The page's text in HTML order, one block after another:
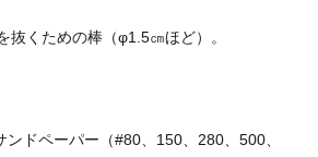
抜くための棒（φ1.5㎝ほど）。
ドペーパー（#80、150、280、500、